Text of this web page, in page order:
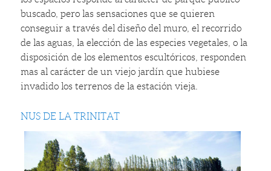
buscado, pero las sensaciones que se quieren
conseguir a través del diseño del muro, el recorrido
de las aguas, la elección de las especies vegetales, o la
disposición de los elementos escultóricos, responden
mas al carácter de un viejo jardín que hubiese
invadido los terrenos de la estación vieja.
NUS DE LA TRINITAT